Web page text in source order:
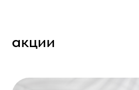
акции